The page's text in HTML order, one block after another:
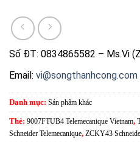
Số ĐT: 0834865582 – Ms.Vi
Email: vi@songthanhcong.com
Danh mục: Sản phẩm khác
Thẻ: 9007FTUB4 Telemecanique Vietnam,
Schneider Telemecanique, ZCKY43